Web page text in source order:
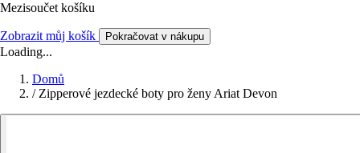
Mezisoučet košíku
Zobrazit můj košík Pokračovat v nákupu
Loading...
Domů
/ Zipperové jezdecké boty pro ženy Ariat Devon